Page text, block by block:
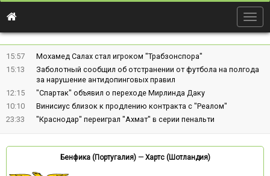
15:57
Мохамед Салах стал игроком "Трабзонспора"
15:13
Заболотный сообщил об отстранении от футбола на полгода
за нарушение антидопинговых правил
12:15
"Спартак" объявил о переходе Мирлинда Даку
10:10
Винисиус близок к продлению контракта с "Реалом"
23:33
"Краснодар" переиграл "Ахмат" в серии пенальти
Бенфика (Португалия)— Хартс (Шотландия)